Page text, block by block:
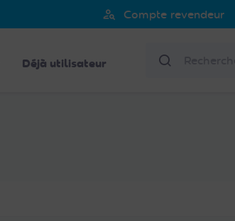
person_search Compte revendeur
Déjà utilisateur